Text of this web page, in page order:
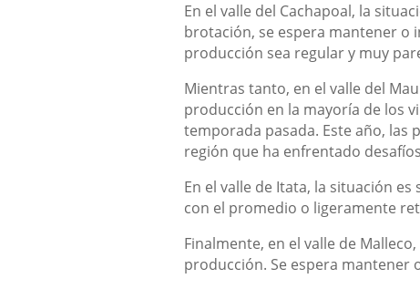
En el valle del Cachapoal, la
brotación, se espera mantener o
producción sea regular y muy
Mientras tanto, en el valle del
producción en la mayoría de los
temporada pasada. Este año,
región que ha enfrentado
En el valle de Itata, la situación
con el promedio o ligeramente
Finalmente, en el valle de
producción. Se espera